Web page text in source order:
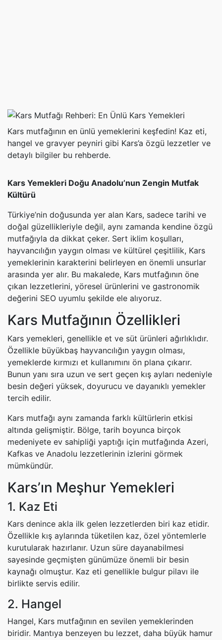
Kars mutfağının en ünlü yemeklerini keşfedin! Kaz eti,
hangel ve gravyer peyniri gibi Kars’a özgü lezzetler ve
detaylı bilgiler bu rehberde.
Kars Yemekleri Doğu Anadolu’nun Zengin Mutfak
Kültürü
Türkiye’nin doğusunda yer alan Kars, sadece tarihi ve
doğal güzellikleriyle değil, aynı zamanda kendine özgü
mutfağıyla da dikkat çeker. Sert iklim koşulları,
hayvancılığın yaygın olması ve kültürel çeşitlilik, Kars
yemeklerinin karakterini belirleyen en önemli unsurlar
arasında yer alır. Bu makalede, Kars mutfağının öne
çıkan lezzetlerini, yöresel ürünlerini ve gastronomik
değerini SEO uyumlu şekilde ele alıyoruz.
Kars Mutfağının Özellikleri
Kars yemekleri, genellikle et ve süt ürünleri ağırlıklıdır.
Özellikle büyükbaş hayvancılığın yaygın olması,
yemeklerde kırmızı et kullanımını ön plana çıkarır.
Bunun yanı sıra uzun ve sert geçen kış ayları nedeniyle
besin değeri yüksek, doyurucu ve dayanıklı yemekler
tercih edilir.
Kars mutfağı aynı zamanda farklı kültürlerin etkisi
altında gelişmiştir. Bölge, tarih boyunca birçok
medeniyete ev sahipliği yaptığı için mutfağında Azeri,
Kafkas ve Anadolu lezzetlerinin izlerini görmek
mümkündür.
Kars’ın Meşhur Yemekleri
1. Kaz Eti
Kars denince akla ilk gelen lezzetlerden biri kaz etidir.
Özellikle kış aylarında tüketilen kaz, özel yöntemlerle
kurutularak hazırlanır. Uzun süre dayanabilmesi
sayesinde geçmişten günümüze önemli bir besin
kaynağı olmuştur. Kaz eti genellikle bulgur pilavı ile
birlikte servis edilir.
2. Hangel
Hangel, Kars mutfağının en sevilen yemeklerinden
biridir. Mantıya benzeyen bu lezzet, daha büyük hamur